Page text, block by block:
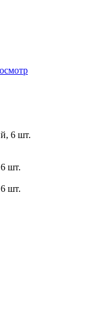
6 шт.
шт.
шт.